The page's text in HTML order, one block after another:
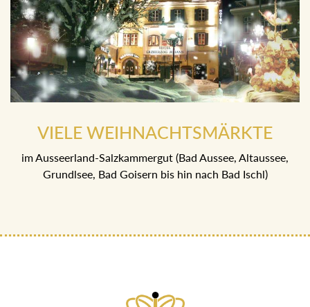
VIELE WEIHNACHTSMÄRKTE
im Ausseerland-Salzkammergut (Bad Aussee, Altaussee,
Grundlsee, Bad Goisern bis hin nach Bad Ischl)